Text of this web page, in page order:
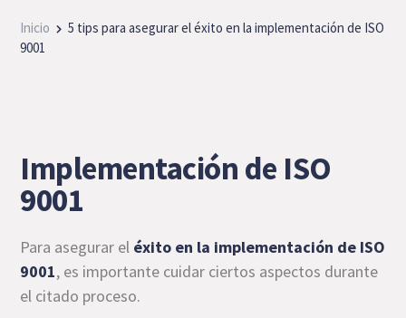
Inicio
5 tips para asegurar el éxito en la implementación de ISO
9001
Implementación de ISO
9001
Para asegurar el éxito en la implementación de ISO
9001, es importante cuidar ciertos aspectos durante
el citado proceso.